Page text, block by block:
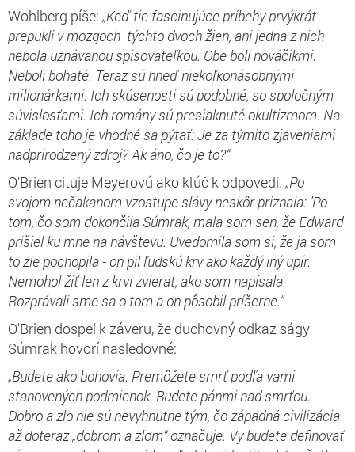
Wohlberg píše: „Keď tie fascinujúce príbehy prvýkrát
prepukli v mozgoch týchto dvoch žien, ani jedna z nich
nebola uznávanou spisovateľkou. Obe boli nováčikmi.
Neboli bohaté. Teraz sú hneď niekoľkonásobnými
milionárkami. Ich skúsenosti sú podobné, so spoločným
súvislosťami. Ich romány sú presiaknuté okultizmom. Na
základe toho je vhodné sa pýtať: Je za týmito zjaveniami
nadprirodzený zdroj? Ak áno, čo je to?“
O'Brien cituje Meyerovú ako kľúč k odpovedi. „Po
svojom nečakanom vzostupe slávy neskôr priznala: ’Po
tom, čo som dokončila Súmrak, mala som sen, že Edward
prišiel ku mne na návštevu. Uvedomila som si, že ja som
to zle pochopila - on pil ľudskú krv ako každý iný upír.
Nemohol žiť len z krvi zvierat, ako som napísala.
Rozprávali sme sa o tom a on pôsobil príšerne.“
O'Brien dospel k záveru, že duchovný odkaz ságy
Súmrak hovorí nasledovné:
„Budete ako bohovia. Premôžete smrť podľa vami
stanovených podmienok. Budete pánmi nad smrťou.
Dobro a zlo nie sú nevyhnutne tým, čo západná civilizácia
až doteraz „dobrom a zlom“ označuje. Vy budete definovať